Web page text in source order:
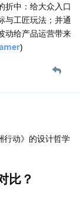
折中：给大众入口
与工匠玩法；并通
动给产品运营带来
)
行动》的设计哲学
比？